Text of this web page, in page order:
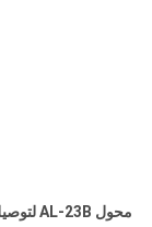
محول AL-23B لتوصيل أنابيب الألومنيوم وملامح الألومنيوم